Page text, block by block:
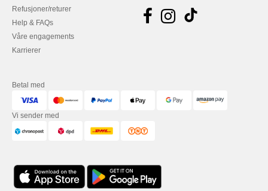
Refusjoner/returer
Help & FAQs
Våre engagements
Karrierer
Betal med
Vi sender med